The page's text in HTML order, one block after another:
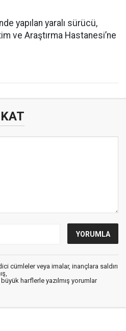
yapılan yaralı sürücü,
ve Araştırma Hastanesi’ne
cümleler veya imalar, inançlara saldırı
harflerle yazılmış yorumlar